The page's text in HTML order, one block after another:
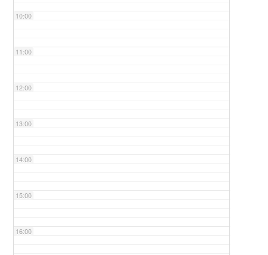
10:00
11:00
12:00
13:00
14:00
15:00
16:00